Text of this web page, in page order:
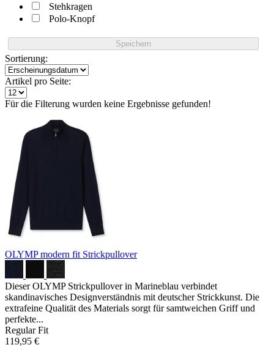
Stehkragen
Polo-Knopf
Speichern
Sortierung:
Artikel pro Seite:
Für die Filterung wurden keine Ergebnisse gefunden!
OLYMP modern fit Strickpullover
Dieser OLYMP Strickpullover in Marineblau verbindet
skandinavisches Designverständnis mit deutscher Strickkunst. Die
extrafeine Qualität des Materials sorgt für samtweichen Griff und
perfekte...
Regular Fit
119,95 €